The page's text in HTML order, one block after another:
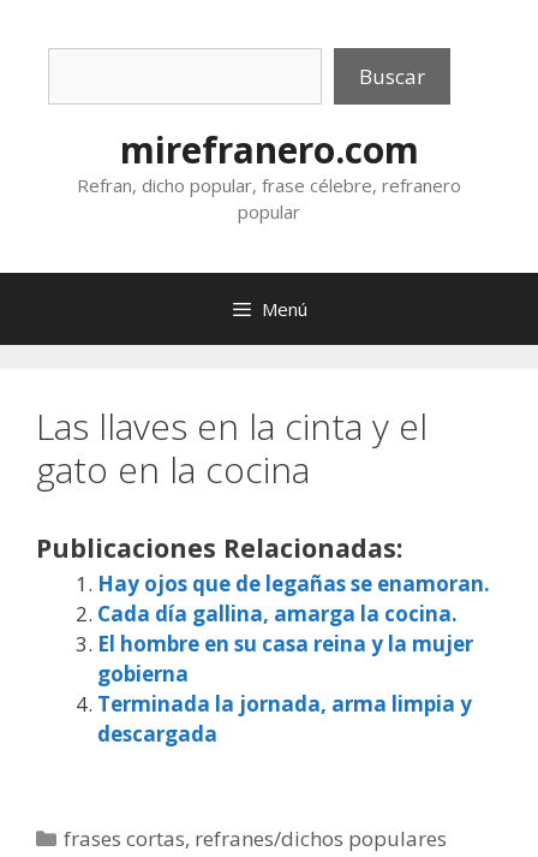
Buscar
mirefranero.com
Refran, dicho popular, frase célebre, refranero
popular
Menú
Las llaves en la cinta y el
gato en la cocina
Publicaciones Relacionadas:
Hay ojos que de legañas se enamoran.
Cada día gallina, amarga la cocina.
El hombre en su casa reina y la mujer
gobierna
Terminada la jornada, arma limpia y
descargada
Categorías
frases cortas, refranes/dichos populares